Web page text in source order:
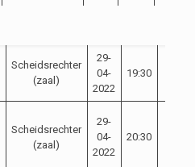
Scheidsrechter
(zaal)
29-
04-
2022
19:30
Scheidsrechter
(zaal)
29-
04-
2022
20:30